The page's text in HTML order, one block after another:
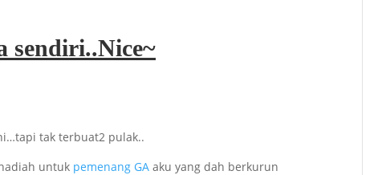
sendiri..Nice~
tak terbuat2 pulak..
untuk pemenang GA aku yang dah berkurun